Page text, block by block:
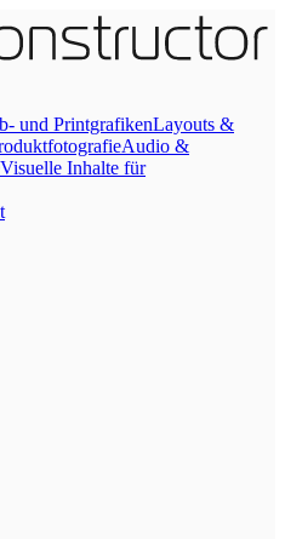
und PrintgrafikenLayouts &
Audio &
Visuelle Inhalte für